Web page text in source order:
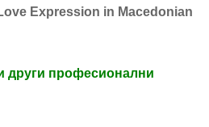
Expression in Macedonian
други професионални